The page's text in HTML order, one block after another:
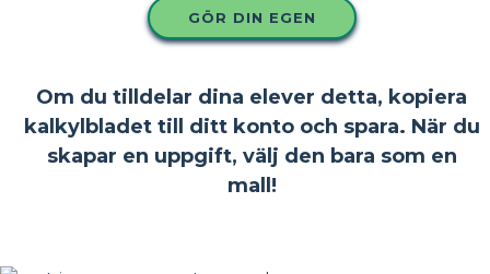
GÖR DIN EGEN
Om du tilldelar dina elever detta, kopiera
kalkylbladet till ditt konto och spara. När du
skapar en uppgift, välj den bara som en
mall!